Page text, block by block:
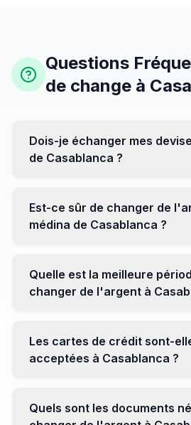
Questions
de change à
Dois-je échanger mes
de Casablanca ?
être moins avantageux. Orientez-
bureaux de change en ville pour
Est-ce sûr de changer de
médina de Casablanca ?
établissements réputés pour éviter
Quelle est la meilleure
changer de l'argent à
soyez attentif aux fluctuations
de vos devises.
Les cartes de crédit sont-
acceptées à Casablanca ?
Cependant, avoir un peu de
Quels sont les documents